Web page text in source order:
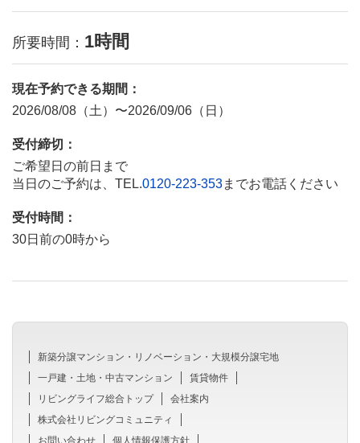
所要時間： 1時間
現在予約できる期間：
2026/08/08（土）〜2026/09/06（日）
受付締切：
ご希望日の前日まで
当日のご予約は、TEL.0120-223-353までお電話ください
受付時間：
30日前の0時から
新築分譲マンション・リノベーション・大規模分譲宅地
一戸建・土地・中古マンション
賃貸物件
リビングライフ総合トップ
会社案内
株式会社リビングコミュニティ
お問い合わせ
個人情報保護方針